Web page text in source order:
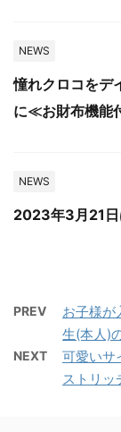
NEWS
憧れクロコをデ
に≪お財布機能
NEWS
2023年3月21日
PREV
お子様が
生(本人)
NEXT
可愛いサ
ストリッ